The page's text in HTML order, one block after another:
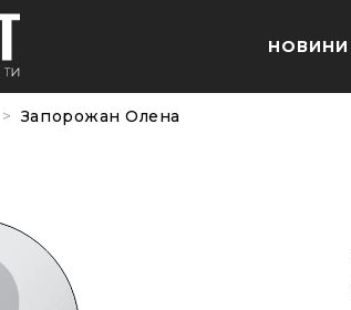
НОВИНИ
> Запорожан Олена